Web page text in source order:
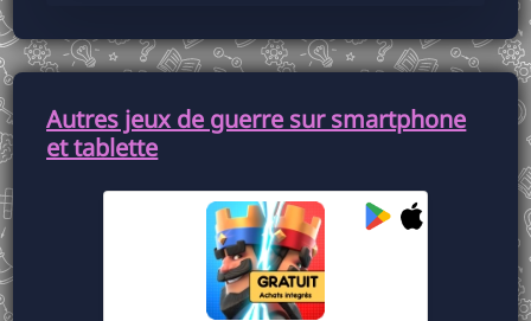
Autres jeux de guerre sur smartphone
et tablette